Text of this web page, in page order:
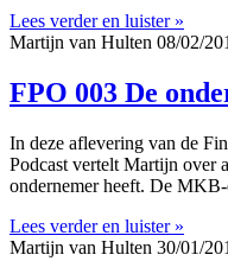
Lees verder en luister »
Martijn van Hulten 08/02/
FPO 003 De
In deze aflevering van de
Podcast vertelt Martijn over
ondernemer heeft. De
Lees verder en luister »
Martijn van Hulten 30/01/